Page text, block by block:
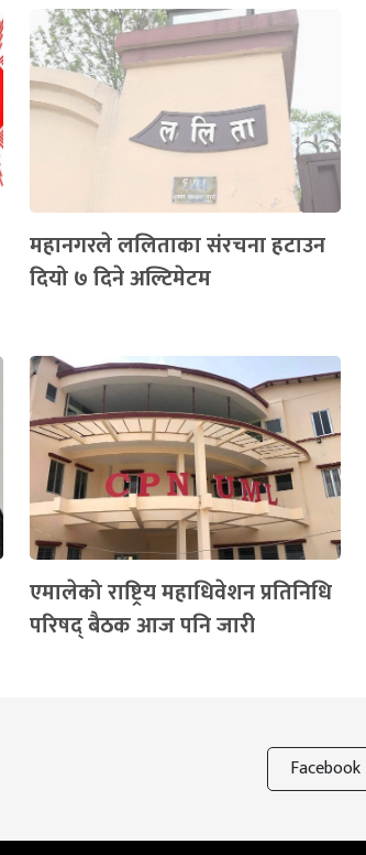
महानगरले ललिताका संरचना हटाउन
दियो ७ दिने अल्टिमेटम
एमालेको राष्ट्रिय महाधिवेशन प्रतिनिधि
परिषद् बैठक आज पनि जारी
Facebook